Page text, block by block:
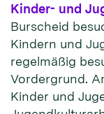
Kinder- und
Burscheid
Kindern und
regelmäßig
Vordergrund.
Kinder und